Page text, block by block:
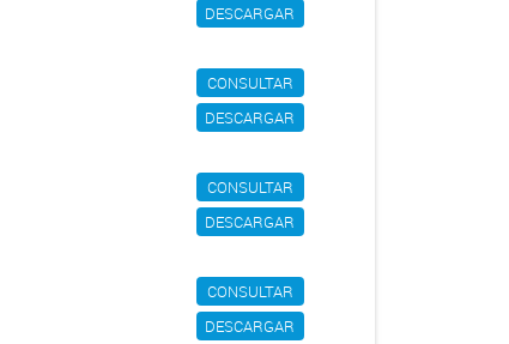
DESCARGAR
CONSULTAR
DESCARGAR
CONSULTAR
DESCARGAR
CONSULTAR
DESCARGAR